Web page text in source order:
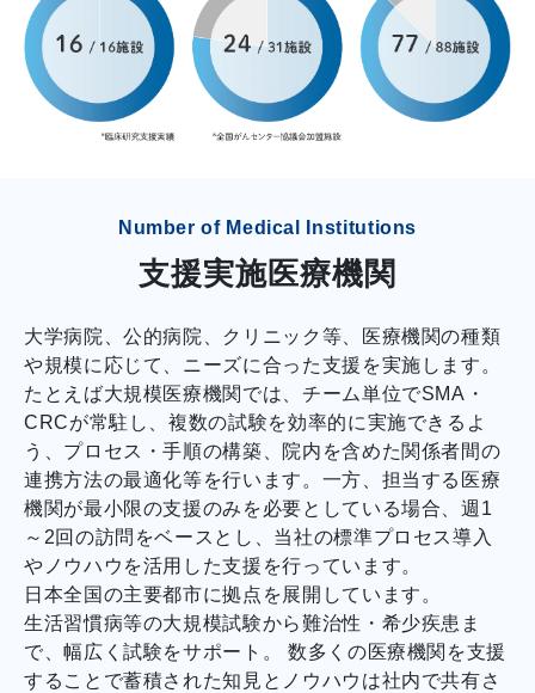
Number of Medical Institutions
支援実施医療機関
大学病院、公的病院、クリニック等、医療機関の種類
や規模に応じて、ニーズに合った支援を実施します。
たとえば大規模医療機関では、チーム単位でSMA・
CRCが常駐し、複数の試験を効率的に実施できるよ
う、プロセス・手順の構築、院内を含めた関係者間の
連携方法の最適化等を行います。一方、担当する医療
機関が最小限の支援のみを必要としている場合、週1
～2回の訪問をベースとし、当社の標準プロセス導入
やノウハウを活用した支援を行っています。
日本全国の主要都市に拠点を展開しています。
生活習慣病等の大規模試験から難治性・希少疾患ま
で、幅広く試験をサポート。 数多くの医療機関を支援
することで蓄積された知見とノウハウは社内で共有さ